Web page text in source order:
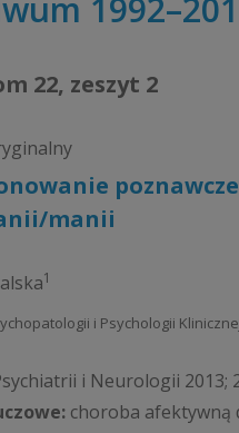
22, zeszyt 2
manii
1
i Psychologii
i Neurologii 2013;
choroba afektywną